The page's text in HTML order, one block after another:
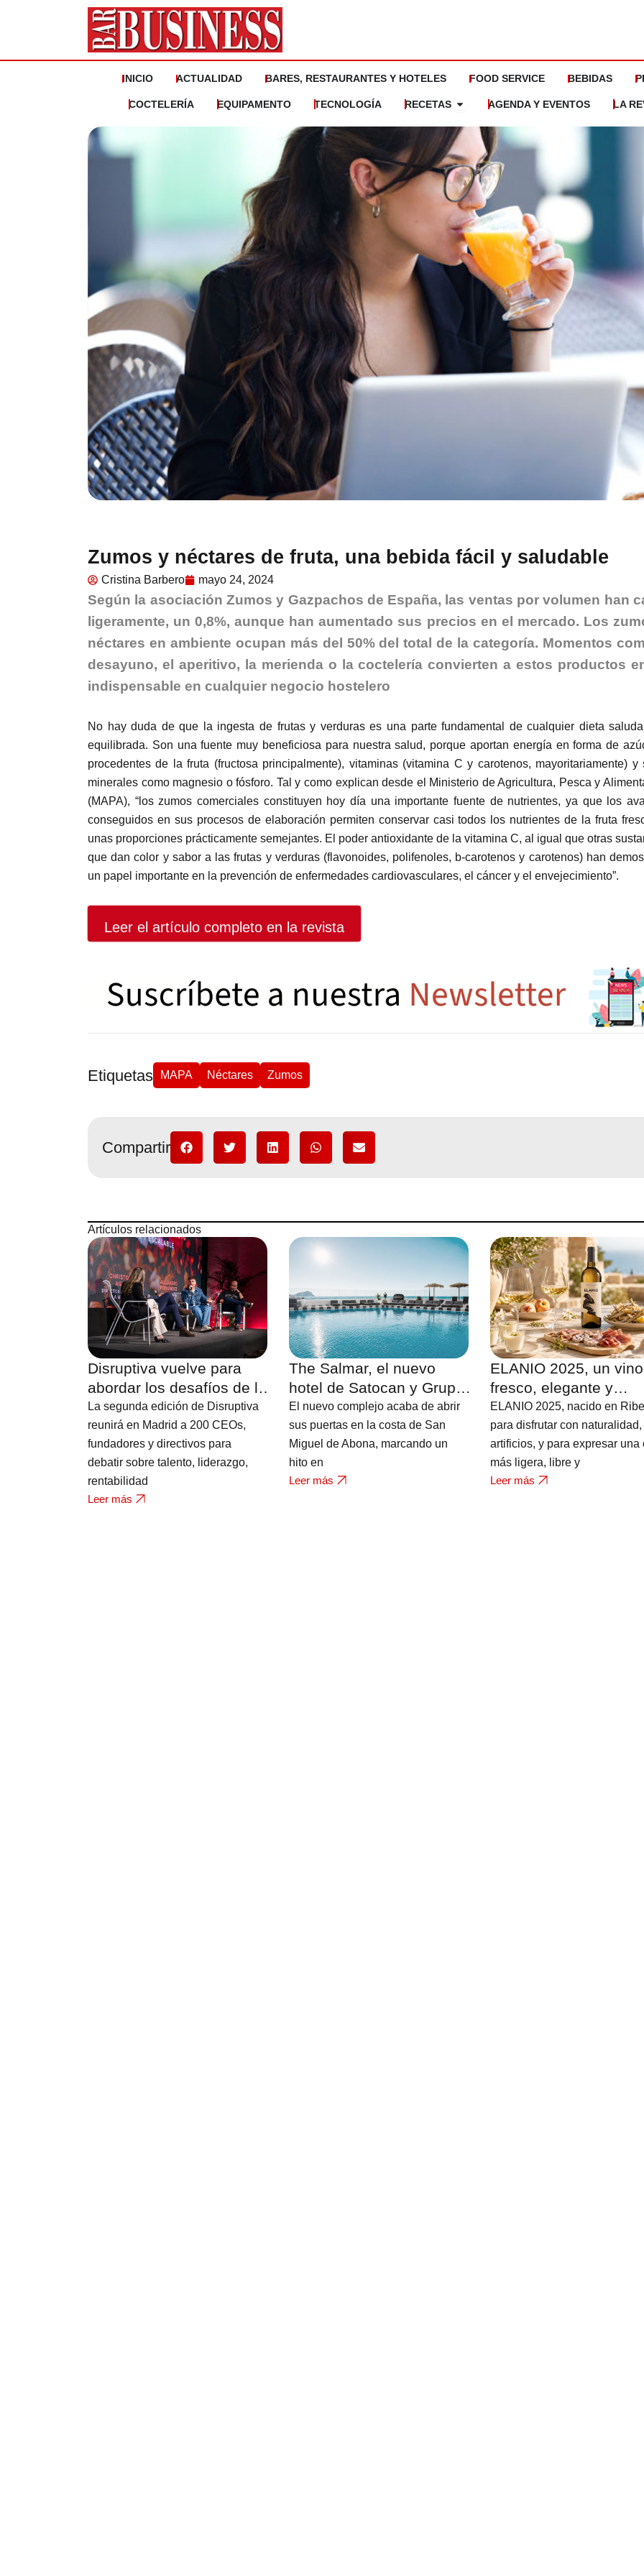
INICIO ACTUALIDAD BARES, RESTAURANTES Y HOTELES FOOD SERVICE BEBIDAS
COCTELERÍA EQUIPAMENTO TECNOLOGÍA RECETAS Abrir RecetasAGENDA Y EVENTOS LA
Zumos y néctares de fruta, una bebida fácil y saludable
Cristina Barbero mayo 24, 2024
Según la asociación Zumos y Gazpachos de España, las ventas por volumen han
ligeramente, un 0,8%, aunque han aumentado sus precios en el mercado. Los
néctares en ambiente ocupan más del 50% del total de la categoría. Momentos
desayuno, el aperitivo, la merienda o la coctelería convierten a estos productos
indispensable en cualquier negocio hostelero
No hay duda de que la ingesta de frutas y verduras es una parte fundamental de cualquier dieta
equilibrada. Son una fuente muy beneficiosa para nuestra salud, porque aportan energía en forma de
procedentes de la fruta (fructosa principalmente), vitaminas (vitamina C y carotenos, mayoritariamente) y
minerales como magnesio o fósforo. Tal y como explican desde el Ministerio de Agricultura, Pesca y
(MAPA), “los zumos comerciales constituyen hoy día una importante fuente de nutrientes, ya que los
conseguidos en sus procesos de elaboración permiten conservar casi todos los nutrientes de la fruta
unas proporciones prácticamente semejantes. El poder antioxidante de la vitamina C, al igual que otras
que dan color y sabor a las frutas y verduras (flavonoides, polifenoles, b-carotenos y carotenos) han
un papel importante en la prevención de enfermedades cardiovasculares, el cáncer y el envejecimiento”.
Leer el artículo completo en la revista
Etiquetas MAPA Néctares Zumos
Compartir
Artículos relacionados
Disruptiva vuelve para
abordar los desafíos de la
hostelería
La segunda edición de Disruptiva
reunirá en Madrid a 200 CEOs,
fundadores y directivos para
debatir sobre talento, liderazgo,
rentabilidad
Leer más
The Salmar, el nuevo
hotel de Satocan y Grupo
Fuertes en Tenerife con
vistas al Atlántico
El nuevo complejo acaba de abrir
sus puertas en la costa de San
Miguel de Abona, marcando un
hito en
Leer más
ELANIO 2025, un vino
fresco, elegante y
contemporáneo que
nuevo miembro de la
bodega FERRATUS
ELANIO 2025, nacido en
para disfrutar con naturalidad,
artificios, y para expresar una
más ligera, libre y
Leer más